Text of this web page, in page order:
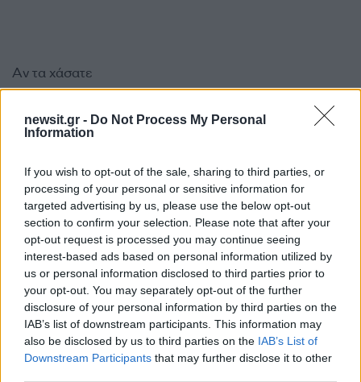
newsit.gr - Do Not Process My Personal
Information
If you wish to opt-out of the sale, sharing to third parties, or
processing of your personal or sensitive information for
targeted advertising by us, please use the below opt-out
section to confirm your selection. Please note that after your
opt-out request is processed you may continue seeing
interest-based ads based on personal information utilized by
us or personal information disclosed to third parties prior to
your opt-out. You may separately opt-out of the further
disclosure of your personal information by third parties on the
IAB’s list of downstream participants. This information may
also be disclosed by us to third parties on the IAB’s List of
Downstream Participants that may further disclose it to other
Σχόλια
Αν τα χάσατε
Σεισμός στην Κολομβία:
«Πάγωσα, δεν μπορούσα
να κρατήσω την ισορροπία
μου» λέει Έλληνας στη
Μπογκοτά
Τραμπ: Θέλω από το
αποζημιώσεις για
νεκρούς και
του πολέμου κι όχι